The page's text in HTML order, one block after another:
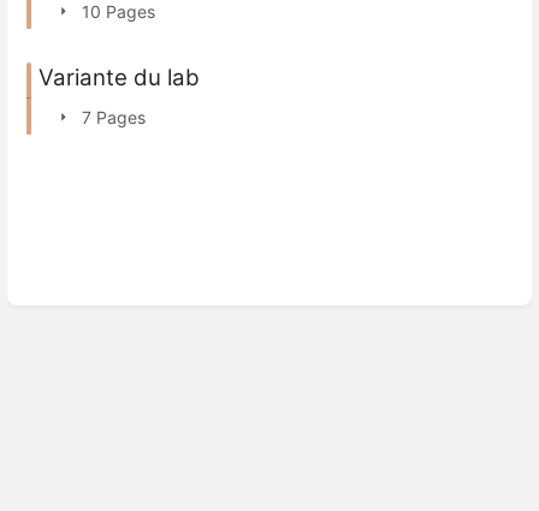
10 Pages
Variante du lab
7 Pages